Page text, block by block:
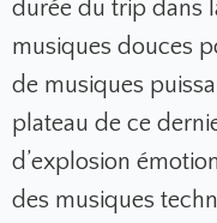
durée du trip dans
musiques douces
de musiques
plateau de ce
d’explosion
des musiques